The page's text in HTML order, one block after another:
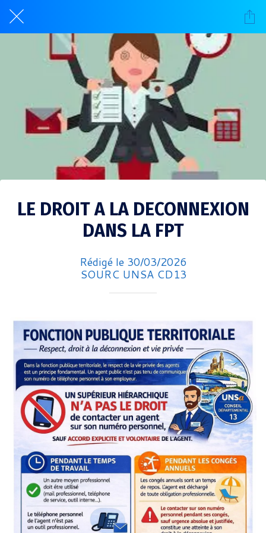
LE DROIT A LA DECONNEXION
DANS LA FPT
Rédigé le 30/03/2026
SOURC UNSA CD13